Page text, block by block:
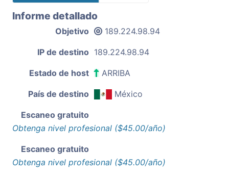
Informe detallado
Objetivo 189.224.98.94
IP de destino 189.224.98.94
Estado de host ARRIBA
País de destino México
Escaneo gratuito
Obtenga nivel profesional ($45.00/año)
Escaneo gratuito
Obtenga nivel profesional ($45.00/año)